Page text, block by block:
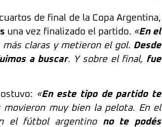
de final de la Copa Argentina,
una vez finalizado el partido. «En el
claras y metieron el gol. Desde
a buscar. Y sobre el final, fue
«En este tipo de partido te
muy bien la pelota. En el
el fútbol argentino no te podés